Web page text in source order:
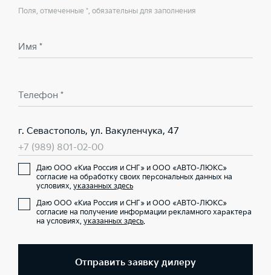
Поля, отмеченные *, обязательны для заполнения
Имя *
Телефон *
г. Севастополь, ул. Вакуленчука, 47
+7 (989) 801-02-00
Даю ООО «Киа Россия и СНГ» и ООО «АВТО-ЛЮКС»
согласие на обработку своих персональных данных на
условиях, указанных здесь
Даю ООО «Киа Россия и СНГ» и ООО «АВТО-ЛЮКС»
согласие на получение информации рекламного характера
на условиях, указанных здесь.
Отправить заявку дилеру